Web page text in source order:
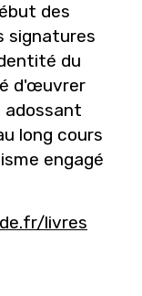
des
signatures
du
d'œuvrer
adossant
long cours
engagé
livres